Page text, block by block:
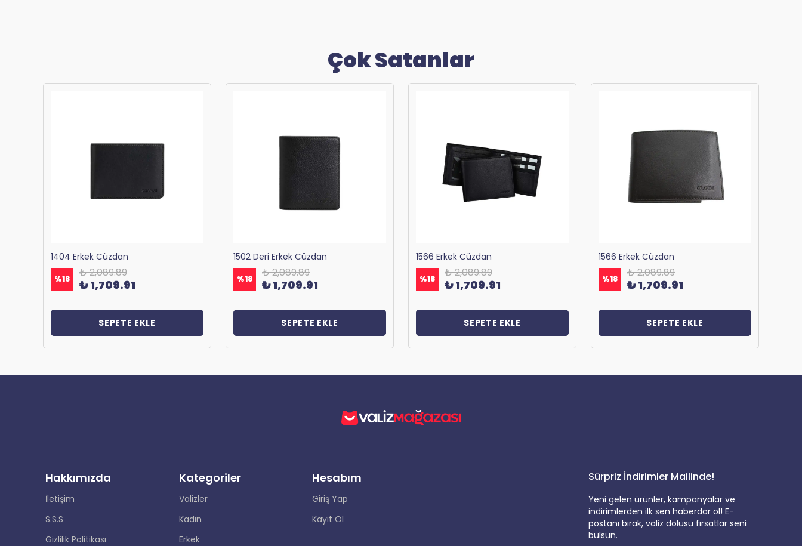
Çok Satanlar
1404 Erkek Cüzdan
%18 ₺ 2,089.89
₺ 1,709.91
SEPETE EKLE
1502 Deri Erkek Cüzdan
%18 ₺ 2,089.89
₺ 1,709.91
SEPETE EKLE
1566 Erkek Cüzdan
%18 ₺ 2,089.89
₺ 1,709.91
SEPETE EKLE
1566 Erkek Cüzdan
%18 ₺ 2,089.89
₺ 1,709.91
SEPETE EKLE
Hakkımızda
İletişim
S.S.S
Gizlilik Politikası
Kategoriler
Valizler
Kadın
Erkek
Hesabım
Giriş Yap
Kayıt Ol
Sürpriz İndirimler Mailinde!
Yeni gelen ürünler, kampanyalar ve
indirimlerden ilk sen haberdar ol! E-
postanı bırak, valiz dolusu fırsatlar seni
bulsun.